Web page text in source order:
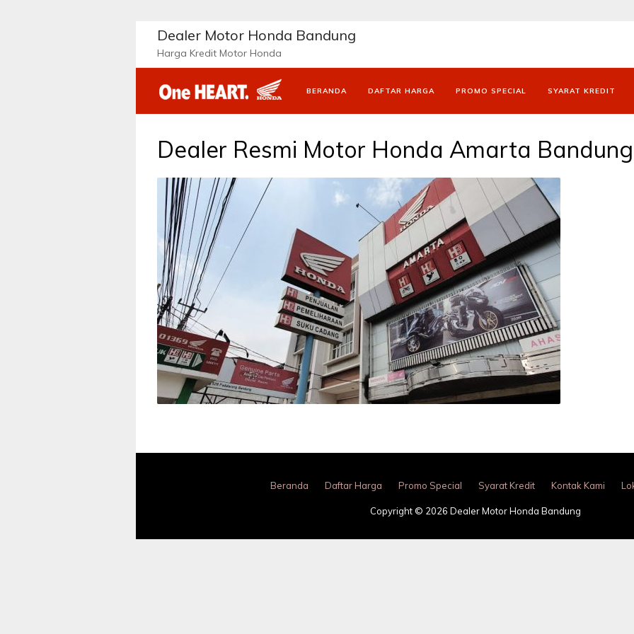
Dealer Motor Honda Bandung
Harga Kredit Motor Honda
BERANDA DAFTAR HARGA PROMO SPECIAL SYARAT KREDIT
Dealer Resmi Motor Honda Amarta Bandung
Beranda Daftar Harga Promo Special Syarat Kredit Kontak Kami
Copyright © 2026 Dealer Motor Honda Bandung